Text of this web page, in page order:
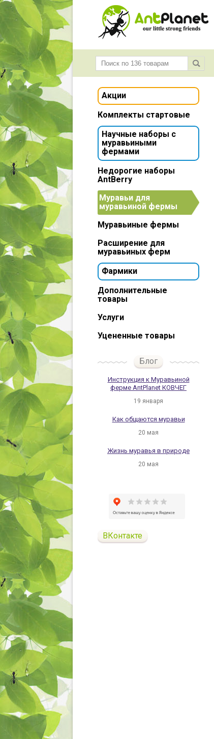
Акции
Комплекты стартовые
Научные наборы с
муравьиными
фермами
Недорогие наборы
AntBerry
Муравьи для
муравьиной фермы
Муравьиные фермы
Расширение для
муравьиных ферм
Фармики
Дополнительные
товары
Услуги
Уцененные товары
Блог
Инструкция к Муравьиной
ферме AntPlanet КОВЧЕГ
19 января
Как общаются муравьи
20 мая
Жизнь муравья в природе
20 мая
ВКонтакте